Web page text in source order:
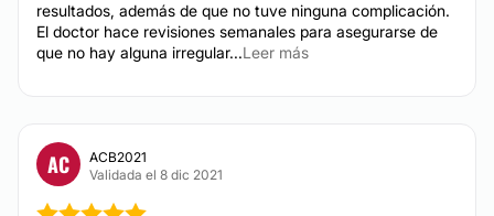
DERMATOLOGÍA
Desde $ 2,000 hasta $ 5,000
Manchas en la Piel
resultados, además de que no tuve ninguna complicación.
El doctor hace revisiones semanales para asegurarse de
que no hay alguna irregular...Leer más
AC
ACB2021
Validada el 8 dic 2021